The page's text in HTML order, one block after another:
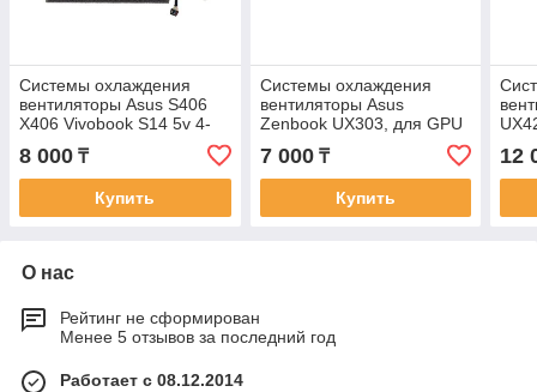
Системы охлаждения
вентиляторы Asus S406
X406 Vivobook S14 5v 4-
pin Кулер FAN
8 000 ₸
Купить
Системы охлаждения
вентиляторы Asus
Zenbook UX303, для GPU
EF40050S1-C140-S9A 4-
pin Кулер, FAN
7 000₸
Купить
12
О нас
Рейтинг не сформирован
Менее 5 отзывов за последний год
Работает с 08.12.2014